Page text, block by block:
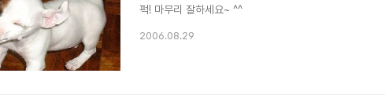
퍽! 마무리 잘하세요~ ^^
2006.08.29